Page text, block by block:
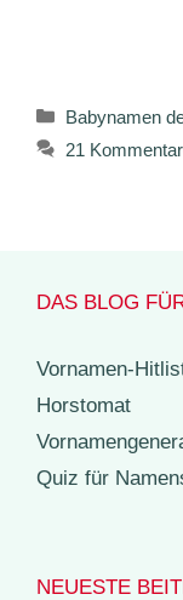
Kategorien
Babynamen
21
DAS BLOG
Vornamen-
Horstomat
Quiz für
NEUESTE